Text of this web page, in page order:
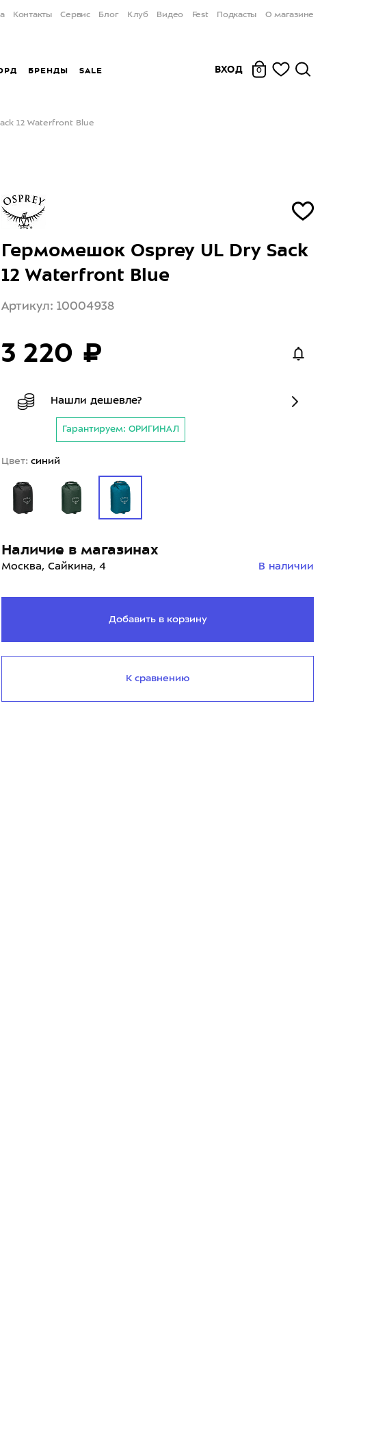
Контакты Сервис Блог Клуб Видео Fest Подкасты О магазине
БРЕНДЫ SALE ВХОД 0
12 Waterfront Blue
Гермомешок Osprey UL Dry Sack
12 Waterfront Blue
Артикул: 10004938
3 220 ₽
Нашли дешевле?
Гарантируем: ОРИГИНАЛ
Цвет: синий
Наличие в магазинах
Москва, Сайкина, 4 В наличии
Добавить в корзину
К сравнению